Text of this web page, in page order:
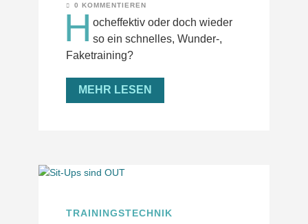
0 KOMMENTIEREN
H ocheffektiv oder doch wieder
so ein schnelles, Wunder-,
Faketraining?
MEHR LESEN
TRAININGSTECHNIK